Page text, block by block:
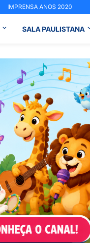
IMPRENSA ANOS 2020
SALA PAULISTANA